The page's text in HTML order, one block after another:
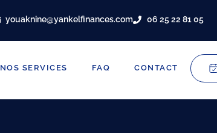
youaknine@yankelfinances.com 06 25 22 81 05
NOS SERVICES FAQ CONTACT